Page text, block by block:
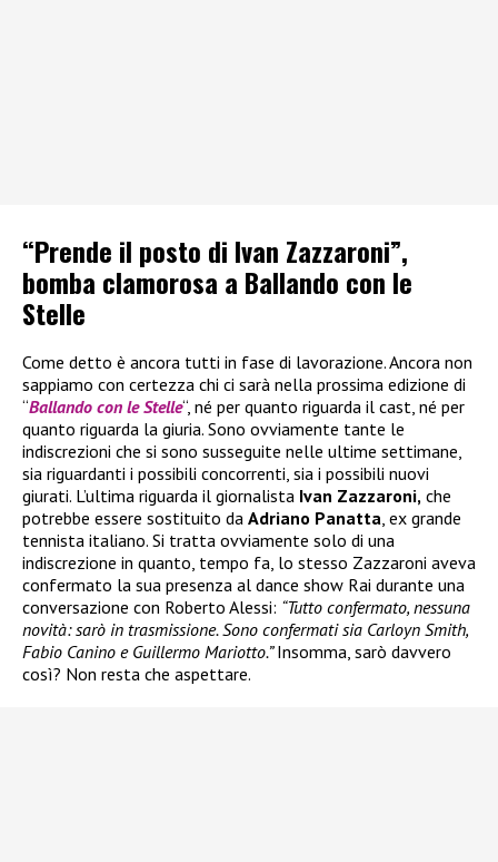
“Prende il posto di Ivan Zazzaroni”,
bomba clamorosa a Ballando con le
Stelle
Come detto è ancora tutti in fase di lavorazione. Ancora non
sappiamo con certezza chi ci sarà nella prossima edizione di
“Ballando con le Stelle“, né per quanto riguarda il cast, né per
quanto riguarda la giuria. Sono ovviamente tante le
indiscrezioni che si sono susseguite nelle ultime settimane,
sia riguardanti i possibili concorrenti, sia i possibili nuovi
giurati. L’ultima riguarda il giornalista Ivan Zazzaroni, che
potrebbe essere sostituito da Adriano Panatta , ex grande
tennista italiano. Si tratta ovviamente solo di una
indiscrezione in quanto, tempo fa, lo stesso Zazzaroni aveva
confermato la sua presenza al dance show Rai durante una
conversazione con Roberto Alessi: “Tutto confermato, nessuna
novità: sarò in trasmissione. Sono confermati sia Carloyn Smith,
Fabio Canino e Guillermo Mariotto.”Insomma, sarò davvero
così? Non resta che aspettare.